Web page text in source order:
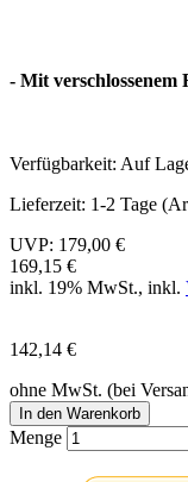
- Mit verschlossenem
Verfügbarkeit: Auf
Lieferzeit: 1-2 Tage
UVP: 179,00 €
169,15 €
inkl. 19% MwSt., inkl.
142,14 €
ohne MwSt. (bei
In den Warenkorb
Menge